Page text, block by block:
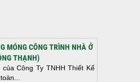
MÓNG CÔNG TRÌNH NHÀ Ở
THẠNH)
Công Ty TNHH Thiết Kế